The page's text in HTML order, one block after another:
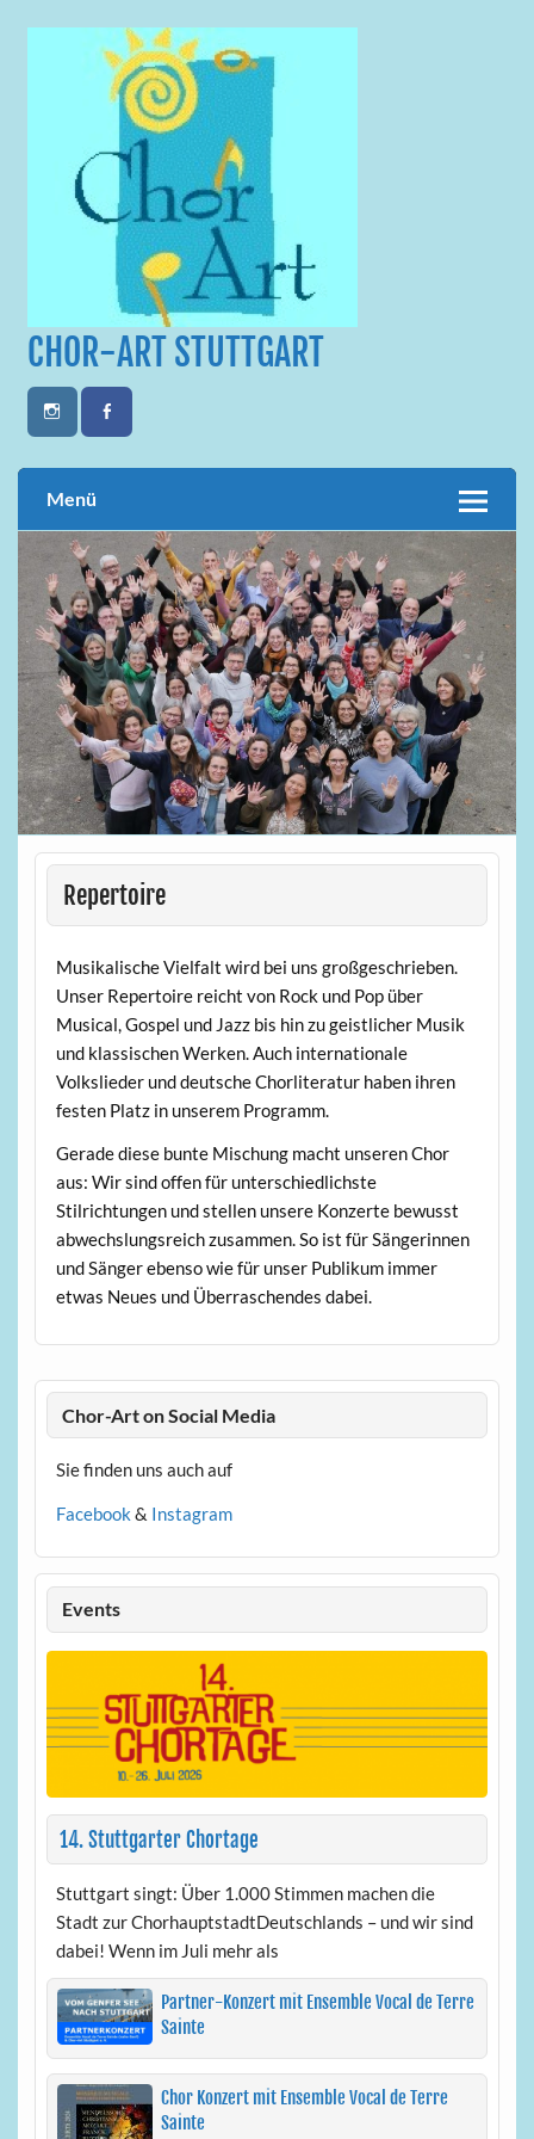
CHOR-ART STUTTGART
Menü
Repertoire
Musikalische Vielfalt wird bei uns großgeschrieben.
Unser Repertoire reicht von Rock und Pop über
Musical, Gospel und Jazz bis hin zu geistlicher Musik
und klassischen Werken. Auch internationale
Volkslieder und deutsche Chorliteratur haben ihren
festen Platz in unserem Programm.
Gerade diese bunte Mischung macht unseren Chor
aus: Wir sind offen für unterschiedlichste
Stilrichtungen und stellen unsere Konzerte bewusst
abwechslungsreich zusammen. So ist für Sängerinnen
und Sänger ebenso wie für unser Publikum immer
etwas Neues und Überraschendes dabei.
Chor-Art on Social Media
Sie finden uns auch auf
Facebook & Instagram
Events
14. Stuttgarter Chortage
Stuttgart singt: Über 1.000 Stimmen machen die
Stadt zur ChorhauptstadtDeutschlands – und wir sind
dabei! Wenn im Juli mehr als
Partner-Konzert mit Ensemble Vocal de Terre
Sainte
Chor Konzert mit Ensemble Vocal de Terre
Sainte